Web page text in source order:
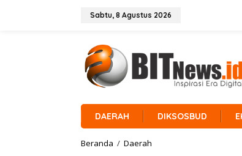
Sabtu, 8 Agustus 2026
DAERAH DIKSOSBUD
Beranda / Daerah